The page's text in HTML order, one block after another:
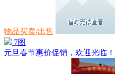
物品买卖/出售
7图
元旦春节惠价促销，欢迎光临！